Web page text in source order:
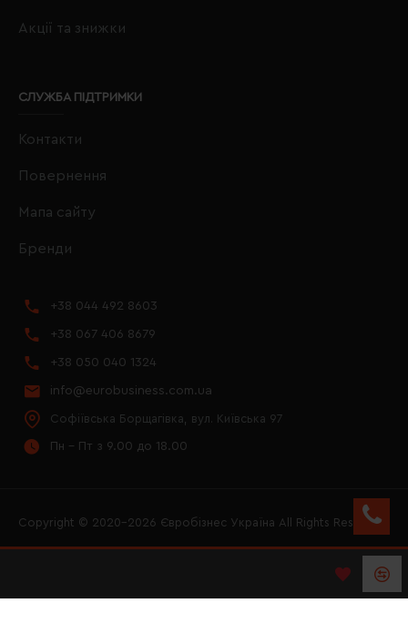
Акції та знижки
СЛУЖБА ПІДТРИМКИ
Контакти
Повернення
Мапа сайту
Бренди
+38 044 492 8603
+38 067 406 8679
+38 050 040 1324
info@eurobusiness.com.ua
Софіївська Борщагівка, вул. Київська 97
Пн - Пт з 9.00 до 18.00
Copyright © 2020–2026 Євробізнес Україна All Rights Reserved
LOGO ЄВРОБІЗНЕС